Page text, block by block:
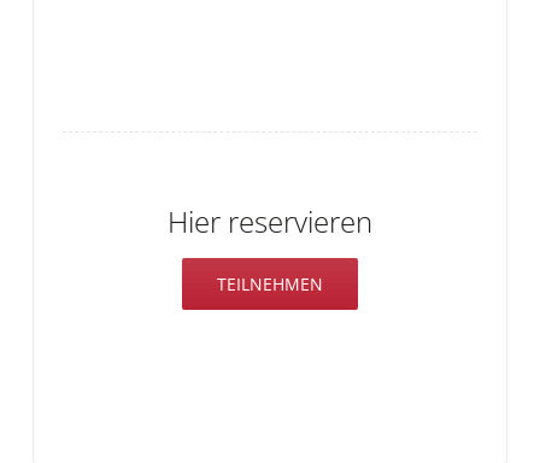
Hier reservieren
TEILNEHMEN